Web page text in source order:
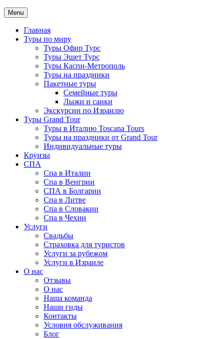
Menu
Главная
Туры по миру
Туры Офир Турс
Туры Эшет Турс
Туры Каспи-Метрополь
Туры на праздники
Пакетные туры
Семейные туры
Лыжи и санки
Экскурсии по Израилю
Туры Grand Tour
Туры в Италию Toscana Tours
Туры на праздники от Grand Tour
Индивидуальные туры
Круизы
СПА
Спа в Италии
Спа в Венгрии
СПА в Болгарии
Спа в Литве
Спа в Словакии
Спа в Чехии
Услуги
Свадьбы
Страховка для туристов
Услуги за рубежом
Услуги в Израиле
О нас
Отзывы
О нас
Наша команда
Наши гиды
Контакты
Условия обслуживания
Блог